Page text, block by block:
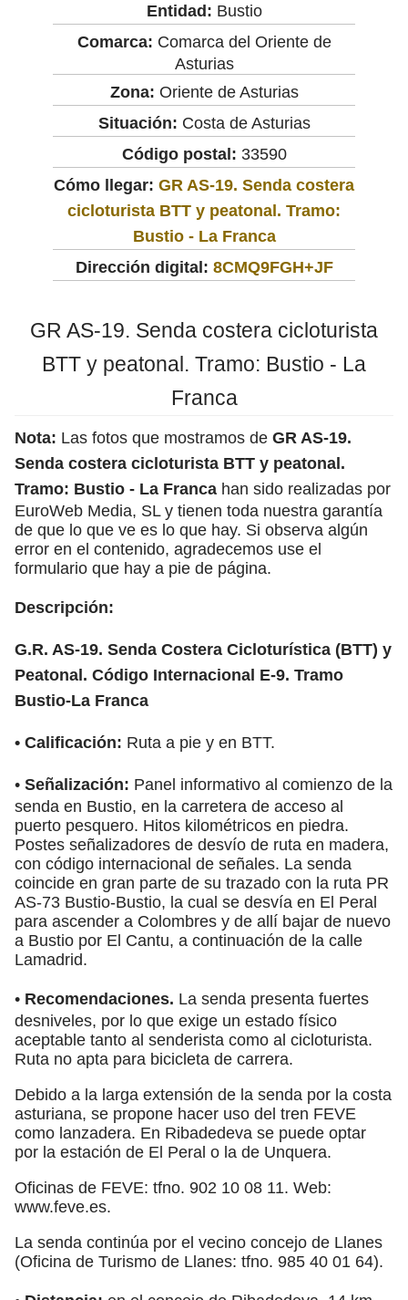
Entidad: Bustio
Comarca: Comarca del Oriente de
Asturias
Zona: Oriente de Asturias
Situación: Costa de Asturias
Código postal: 33590
Cómo llegar: GR AS-19. Senda costera
cicloturista BTT y peatonal. Tramo:
Bustio - La Franca
Dirección digital: 8CMQ9FGH+JF
GR AS-19. Senda costera cicloturista
BTT y peatonal. Tramo: Bustio - La
Franca
Nota: Las fotos que mostramos de GR AS-19.
Senda costera cicloturista BTT y peatonal.
Tramo: Bustio - La Franca han sido realizadas por
EuroWeb Media, SL y tienen toda nuestra garantía
de que lo que ve es lo que hay. Si observa algún
error en el contenido, agradecemos use el
formulario que hay a pie de página.
Descripción:
G.R. AS-19. Senda Costera Cicloturística (BTT) y
Peatonal. Código Internacional E-9. Tramo
Bustio-La Franca
• Calificación: Ruta a pie y en BTT.
• Señalización: Panel informativo al comienzo de la
senda en Bustio, en la carretera de acceso al
puerto pesquero. Hitos kilométricos en piedra.
Postes señalizadores de desvío de ruta en madera,
con código internacional de señales. La senda
coincide en gran parte de su trazado con la ruta PR
AS-73 Bustio-Bustio, la cual se desvía en El Peral
para ascender a Colombres y de allí bajar de nuevo
a Bustio por El Cantu, a continuación de la calle
Lamadrid.
• Recomendaciones. La senda presenta fuertes
desniveles, por lo que exige un estado físico
aceptable tanto al senderista como al cicloturista.
Ruta no apta para bicicleta de carrera.
Debido a la larga extensión de la senda por la costa
asturiana, se propone hacer uso del tren FEVE
como lanzadera. En Ribadedeva se puede optar
por la estación de El Peral o la de Unquera.
Oficinas de FEVE: tfno. 902 10 08 11. Web:
www.feve.es.
La senda continúa por el vecino concejo de Llanes
(Oficina de Turismo de Llanes: tfno. 985 40 01 64).